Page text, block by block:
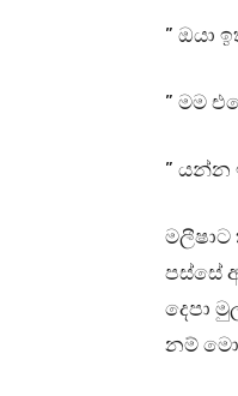
” ඔයා
” මම
” යන්න
පස්සේ
දෙපා
නම්